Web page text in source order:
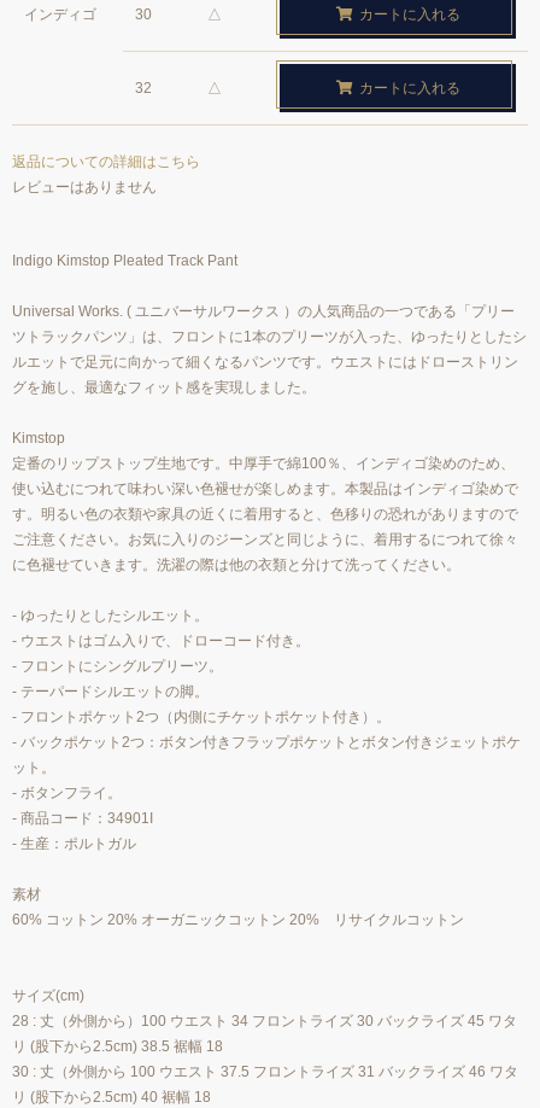
インディゴ 30 △ カートに入れる
32 △ カートに入れる
返品についての詳細はこちら
レビューはありません
Indigo Kimstop Pleated Track Pant
Universal Works. ( ユニバーサルワークス ）の人気商品の一つである「プリー
ツトラックパンツ」は、フロントに1本のプリーツが入った、ゆったりとしたシ
ルエットで足元に向かって細くなるパンツです。ウエストにはドローストリン
グを施し、最適なフィット感を実現しました。
Kimstop
定番のリップストップ生地です。中厚手で綿100％、インディゴ染めのため、
使い込むにつれて味わい深い色褪せが楽しめます。本製品はインディゴ染めで
す。明るい色の衣類や家具の近くに着用すると、色移りの恐れがありますので
ご注意ください。お気に入りのジーンズと同じように、着用するにつれて徐々
に色褪せていきます。洗濯の際は他の衣類と分けて洗ってください。
- ゆったりとしたシルエット。
- ウエストはゴム入りで、ドローコード付き。
- フロントにシングルプリーツ。
- テーパードシルエットの脚。
- フロントポケット2つ（内側にチケットポケット付き）。
- バックポケット2つ：ボタン付きフラップポケットとボタン付きジェットポケ
ット。
- ボタンフライ。
- 商品コード：34901I
- 生産：ポルトガル
素材
60% コットン 20% オーガニックコットン 20% リサイクルコットン
サイズ(cm)
28 : 丈（外側から）100 ウエスト 34 フロントライズ 30 バックライズ 45 ワタ
リ (股下から2.5cm) 38.5 裾幅 18
30 : 丈（外側から 100 ウエスト 37.5 フロントライズ 31 バックライズ 46 ワタ
リ (股下から2.5cm) 40 裾幅 18